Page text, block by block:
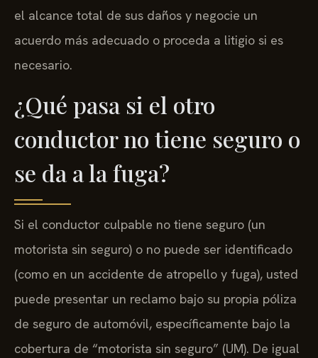
el alcance total de sus daños y negocie un
acuerdo más adecuado o proceda a litigio si es
necesario.
¿Qué pasa si el otro
conductor no tiene seguro o
se da a la fuga?
Si el conductor culpable no tiene seguro (un
motorista sin seguro) o no puede ser identificado
(como en un accidente de atropello y fuga), usted
puede presentar un reclamo bajo su propia póliza
de seguro de automóvil, específicamente bajo la
cobertura de “motorista sin seguro” (UM). De igual